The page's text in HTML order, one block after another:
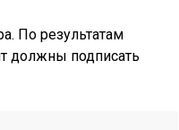
По результатам
должны подписать